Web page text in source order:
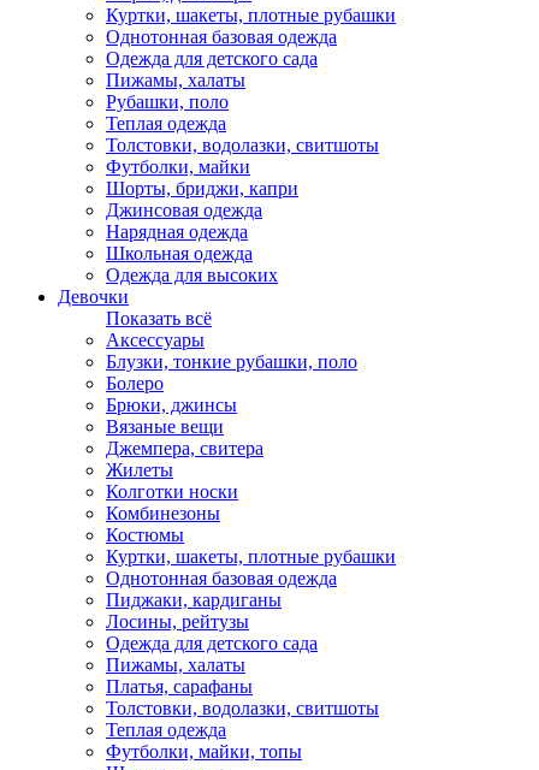
Куртки, шакеты, плотные рубашки
Однотонная базовая одежда
Одежда для детского сада
Пижамы, халаты
Рубашки, поло
Теплая одежда
Толстовки, водолазки, свитшоты
Футболки, майки
Шорты, бриджи, капри
Джинсовая одежда
Нарядная одежда
Школьная одежда
Одежда для высоких
Девочки
Показать всё
Аксессуары
Блузки, тонкие рубашки, поло
Болеро
Брюки, джинсы
Вязаные вещи
Джемпера, свитера
Жилеты
Колготки носки
Комбинезоны
Костюмы
Куртки, шакеты, плотные рубашки
Однотонная базовая одежда
Пиджаки, кардиганы
Лосины, рейтузы
Одежда для детского сада
Пижамы, халаты
Платья, сарафаны
Толстовки, водолазки, свитшоты
Теплая одежда
Футболки, майки, топы